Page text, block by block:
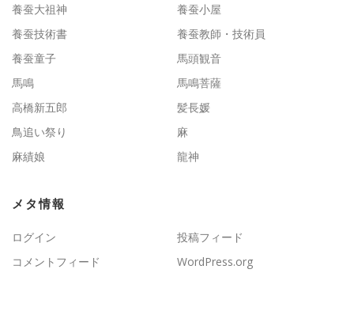
養蚕大祖神
養蚕小屋
養蚕技術書
養蚕教師・技術員
養蚕童子
馬頭観音
馬鳴
馬鳴菩薩
高橋新五郎
髪長媛
鳥追い祭り
麻
麻績娘
龍神
メタ情報
ログイン
投稿フィード
コメントフィード
WordPress.org